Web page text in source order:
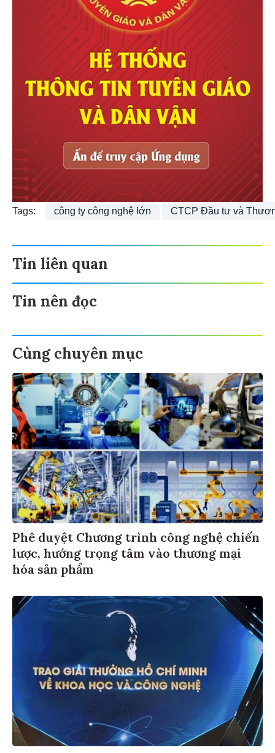
Tags: công ty công nghệ lớn CTCP Đầu tư và
Tin liên quan
Tin nên đọc
Cùng chuyên mục
Phê duyệt Chương trình công nghệ chiến
lược, hướng trọng tâm vào thương mại
hóa sản phẩm